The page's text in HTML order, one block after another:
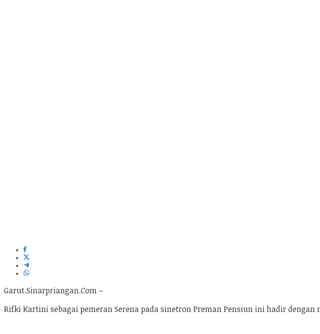
Garut.Sinarpriangan.Com –
Rifki Kartini sebagai pemeran Serena pada sinetron Preman Pensiun ini hadir dengan